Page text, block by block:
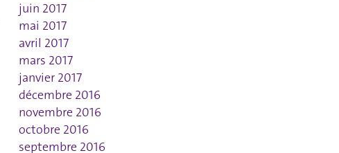
juin 2017
mai 2017
avril 2017
mars 2017
janvier 2017
décembre 2016
novembre 2016
octobre 2016
septembre 2016